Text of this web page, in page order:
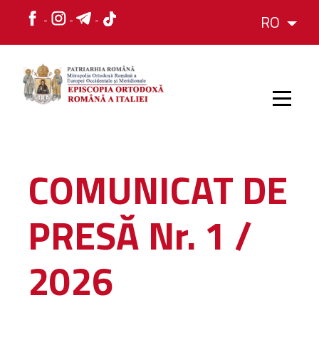
RO
ISTORIC
COMUNICAT DE
PRESĂ Nr. 1 /
2026